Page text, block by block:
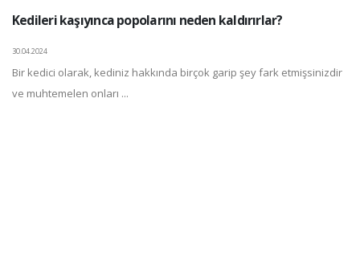
Kedileri kaşıyınca popolarını neden kaldırırlar?
30.04.2024
Bir kedici olarak, kediniz hakkında birçok garip şey fark etmişsinizdir
ve muhtemelen onları ...